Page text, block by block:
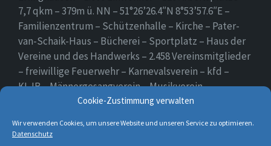
Cookie-Zustimmung verwalten
Wir verwenden Cookies, um unsere Website und unseren Service zu optimieren.
Datenschutz
7,7 qkm – 379m ü. NN – 51°26’26.4″N 8°53’57.6″E –
Familienzentrum – Schützenhalle – Kirche – Pater-
van-Schaik-Haus – Bücherei – Sportplatz – Haus der
Vereine und des Handwerks – 2.458 Vereinsmitglieder
– freiwillige Feuerwehr – Karnevalsverein – kfd –
KLJB – Männergesangverein – Musikverein –
Schützenverein – Sportverein – Use Erlingsen – das